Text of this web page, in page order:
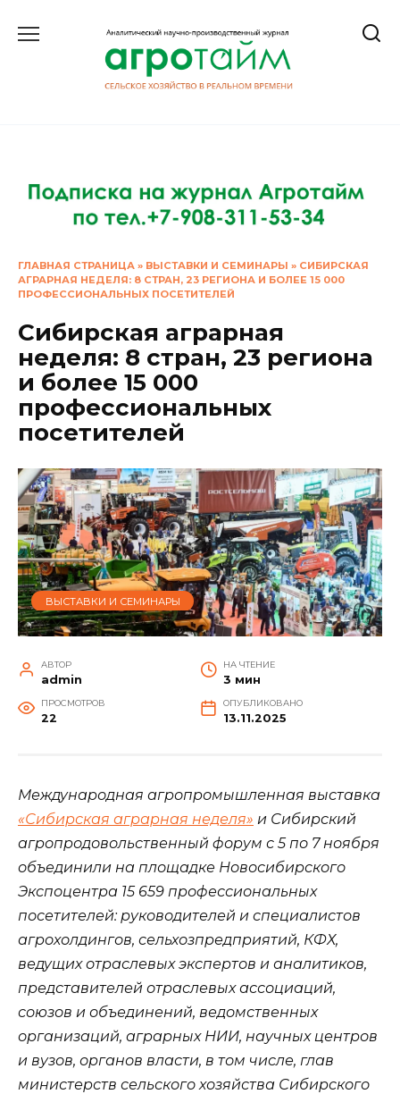
ГЛАВНАЯ СТРАНИЦА » ВЫСТАВКИ И СЕМИНАРЫ » СИБИРСКАЯ
АГРАРНАЯ НЕДЕЛЯ: 8 СТРАН, 23 РЕГИОНА И БОЛЕЕ 15 000
ПРОФЕССИОНАЛЬНЫХ ПОСЕТИТЕЛЕЙ
Сибирская аграрная
неделя: 8 стран, 23 региона
и более 15 000
профессиональных
посетителей
ВЫСТАВКИ И СЕМИНАРЫ
АВТОР
admin
НА ЧТЕНИЕ
3 мин
ПРОСМОТРОВ
22
ОПУБЛИКОВАНО
13.11.2025
Международная агропромышленная выставка
«Сибирская аграрная неделя» и Сибирский
агропродовольственный форум с 5 по 7 ноября
объединили на площадке Новосибирского
Экспоцентра 15 659 профессиональных
посетителей: руководителей и специалистов
агрохолдингов, сельхозпредприятий, КФХ,
ведущих отраслевых экспертов и аналитиков,
представителей отраслевых ассоциаций,
союзов и объединений, ведомственных
организаций, аграрных НИИ, научных центров
и вузов, органов власти, в том числе, глав
министерств сельского хозяйства Сибирского